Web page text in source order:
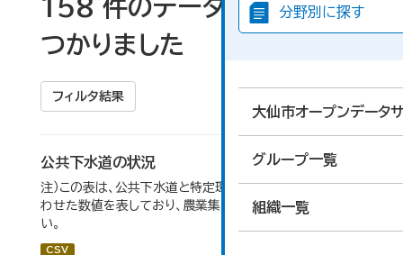
分野別に探す
大仙市オープンデータ
グループ一覧
組織一覧
158 件のデータセットが見
つかりました
フィルタ結果
公共下水道の状況
注）この表は、公共下水道と特定環境保全公共下水道をあ
わせた数値を表しており、農業集落排水は含まれていな
い。
CSV